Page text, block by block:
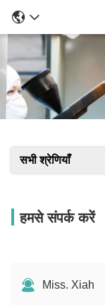
सभी श्रेणियाँ
हमसे संपर्क करें
Miss. Xiah